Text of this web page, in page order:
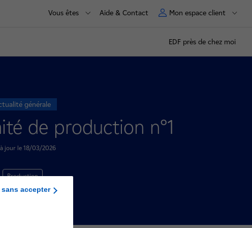
Vous êtes Aide & Contact Mon espace client
EDF près de chez moi
générale
de production n°1
jour le 18/03/2026
Production
accepter